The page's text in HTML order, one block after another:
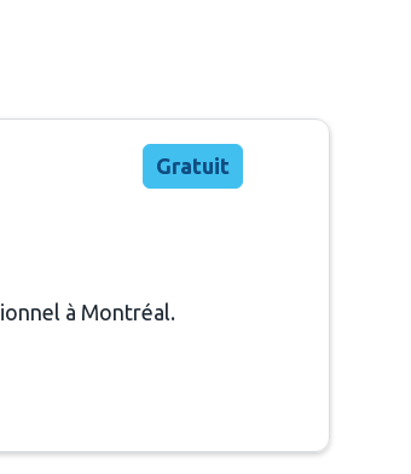
Gratuit
à Montréal.